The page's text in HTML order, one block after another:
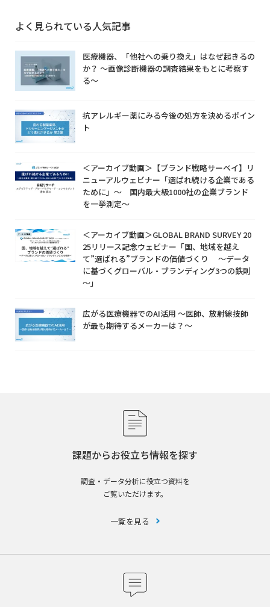
よく見られている人気記事
医療機器、「他社への乗り換え」はなぜ起きるの
か？ ～画像診断機器の調査結果をもとに考察す
る～
抗アレルギー薬にみる今後の処方を決めるポイン
ト
＜アーカイブ動画＞【ブランド戦略サーベイ】リ
ニューアルウェビナー「選ばれ続ける企業である
ために」～ 国内最大級1000社の企業ブランド
を一挙測定～
＜アーカイブ動画＞GLOBAL BRAND SURVEY 20
25リリース記念ウェビナー「国、地域を越え
て”選ばれる”ブランドの価値づくり ～データ
に基づくグローバル・ブランディング3つの鉄則
～」
広がる医療機器でのAI活用 ～医師、放射線技師
が最も期待するメーカーは？～
課題からお役立ち情報を探す
調査・データ分析に役立つ資料を
ご覧いただけます。
一覧を見る